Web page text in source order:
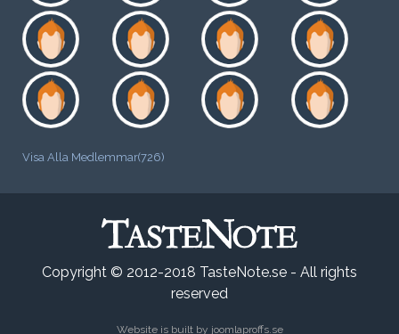
Visa Alla Medlemmar(726)
Copyright © 2012-2018 TasteNote.se - All rights
reserved
Website is built by joomlaproffs.se